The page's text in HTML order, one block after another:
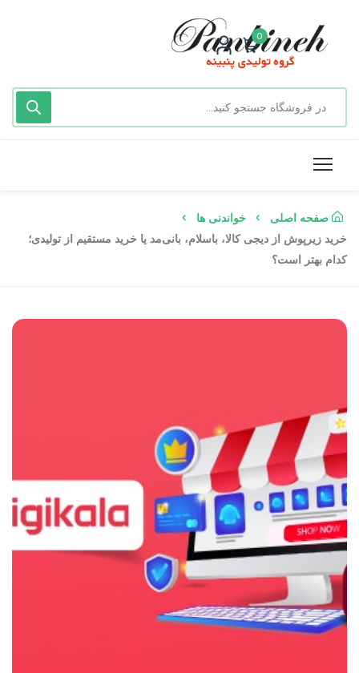
0
صفحه اصلی
خواندنی ها
خرید زیرپوش از دیجی کالا، باسلام، بانی‌مد یا خرید مستقیم از تولیدی؛
کدام بهتر است؟